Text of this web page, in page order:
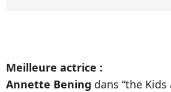
Meilleure actrice :
Annette Bening dans “the